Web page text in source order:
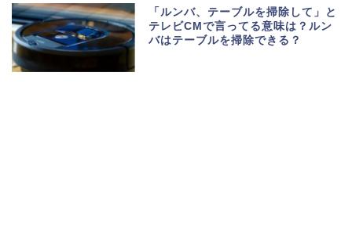
「ルンバ、テーブルを掃除して」と
テレビCMで言ってる意味は？ルン
バはテーブルを掃除できる？